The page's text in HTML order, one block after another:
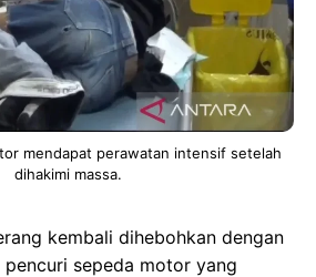
mendapat perawatan intensif setelah
dihakimi massa.
kembali dihebohkan dengan
sepeda motor yang